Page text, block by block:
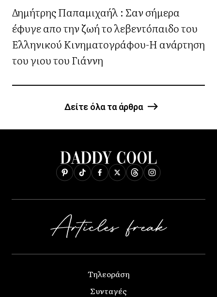
Δημήτρης Παπαμιχαήλ : Σαν σήμερα
έφυγε απο την ζωή το λεβεντόπαιδο του
Ελληνικού Κινηματογράφου-Η ανάρτηση
του γιου του Γιάννη
Δείτε όλα τα άρθρα
Τηλεοράση
Συνταγές